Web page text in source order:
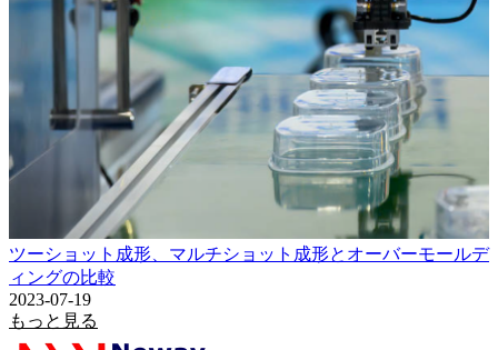
ツーショット成形、マルチショット成形とオーバーモールデ
ィングの比較
2023-07-19
もっと見る